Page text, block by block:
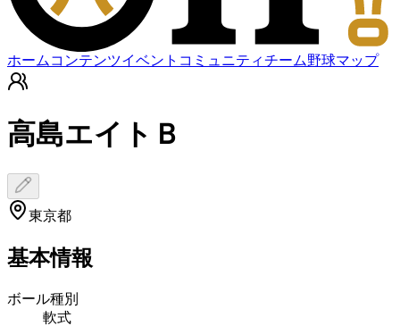
ホーム コンテンツイベント コミュニティチーム野球マップ
高島エイトＢ
東京都
基本情報
ボール種別
軟式